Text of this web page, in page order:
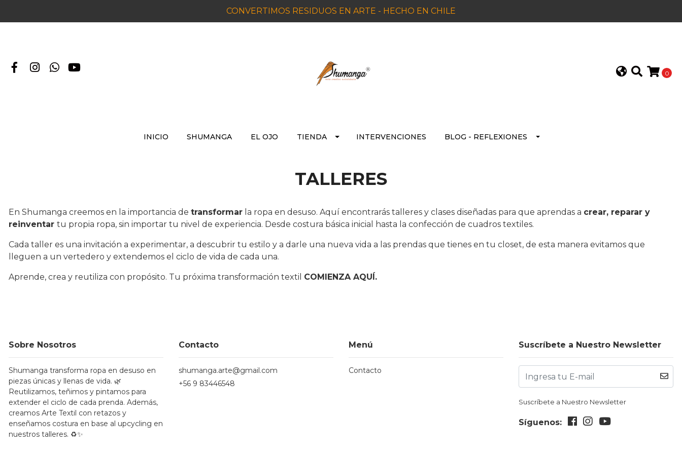
CONVERTIMOS RESIDUOS EN ARTE - HECHO EN CHILE
0
INICIO SHUMANGA EL OJO TIENDA INTERVENCIONES BLOG - REFLEXIONES
TALLERES
En Shumanga creemos en la importancia de transformar la ropa en desuso. Aquí encontrarás talleres y clases diseñadas para que aprendas a crear, reparar y
reinventar tu propia ropa, sin importar tu nivel de experiencia. Desde costura básica inicial hasta la confección de cuadros textiles.
Cada taller es una invitación a experimentar, a descubrir tu estilo y a darle una nueva vida a las prendas que tienes en tu closet, de esta manera evitamos que
lleguen a un vertedero y extendemos el ciclo de vida de cada una.
Aprende, crea y reutiliza con propósito. Tu próxima transformación textil COMIENZA AQUÍ.
Sobre Nosotros
Shumanga transforma ropa en desuso en
piezas únicas y llenas de vida. 🌿
Reutilizamos, teñimos y pintamos para
extender el ciclo de cada prenda. Además,
creamos Arte Textil con retazos y
enseñamos costura en base al upcycling en
nuestros talleres. ♻️✨
Contacto
shumanga.arte@gmail.com
+56 9 83446548
Menú
Contacto
Suscríbete a Nuestro Newsletter
Suscríbete a Nuestro Newsletter
Síguenos: